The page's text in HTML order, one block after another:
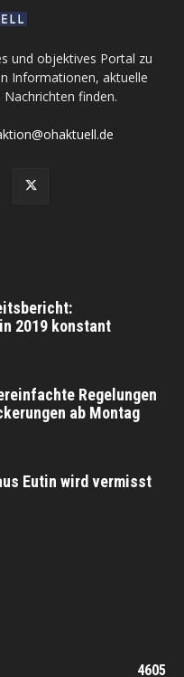
und objektives Portal zu
Informationen, aktuelle
finden.
2019 konstant
Regelungen
ab Montag
Eutin wird vermisst
4605